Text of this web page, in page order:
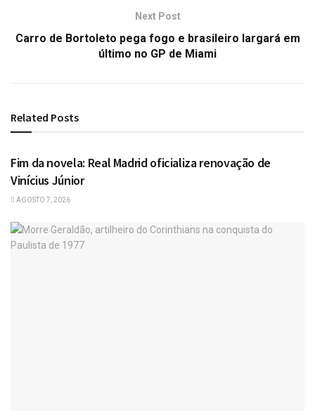
Next Post
Carro de Bortoleto pega fogo e brasileiro largará em
último no GP de Miami
Related Posts
ESPORTES
Fim da novela: Real Madrid oficializa renovação de
Vinícius Júnior
AGOSTO 7, 2026